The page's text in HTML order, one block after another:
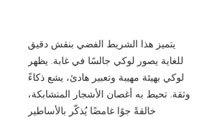
يتميز هذا الشريط الفضي بنقش دقيق
للغاية يصور لوكي جالسًا في غابة. يظهر
لوكي بهيئة مهيبة وتعبير هادئ، يشع ذكاءً
وثقة. تحيط به أغصان الأشجار المتشابكة،
خالقةً جوًا غامضًا يُذكّر بالأساطير